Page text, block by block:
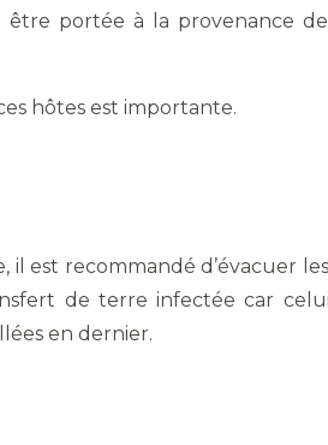
portée à la provenance
hôtes est importante.
il est recommandé
de terre infectée car
en dernier.